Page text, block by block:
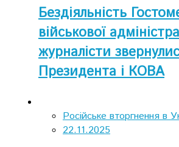
Бездіяльність
військової
журналісти
Президента і КОВА
Російське вторгнення в
22.11.2025